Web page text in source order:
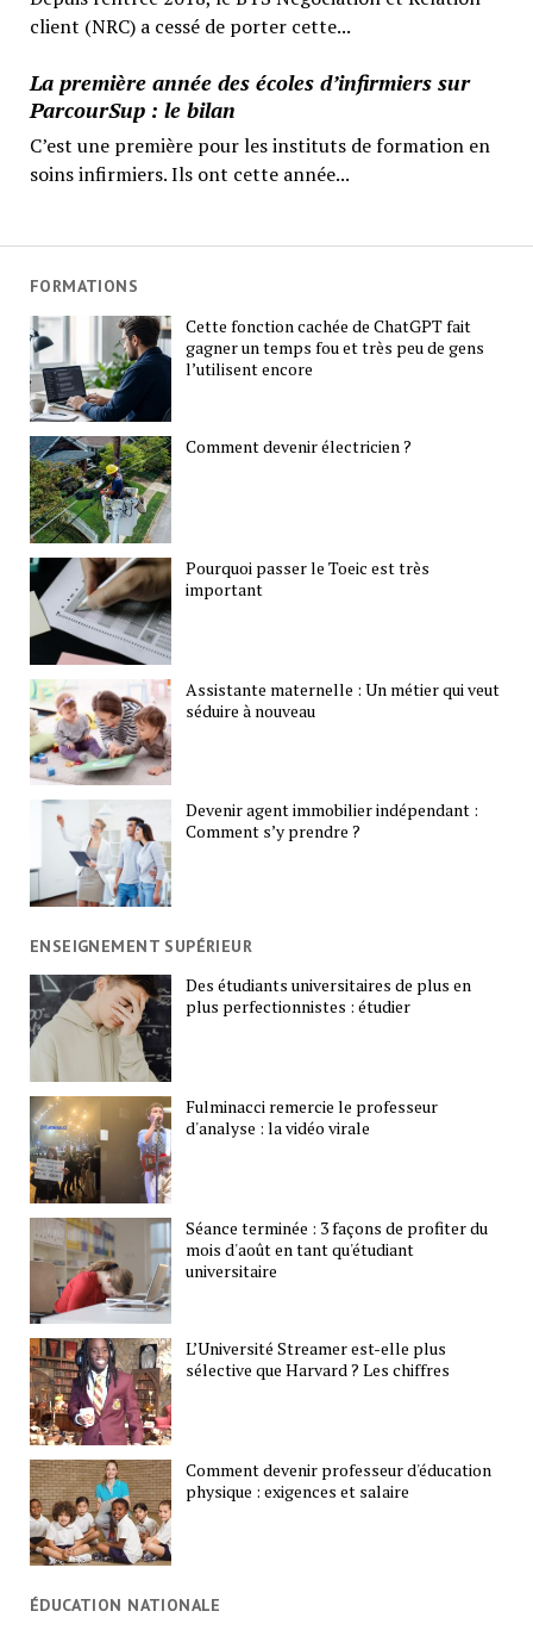
client (NRC) a cessé de porter cette...
La première année des écoles d’infirmiers sur
ParcourSup : le bilan
C’est une première pour les instituts de formation en
soins infirmiers. Ils ont cette année...
FORMATIONS
Cette fonction cachée de ChatGPT fait
gagner un temps fou et très peu de gens
l’utilisent encore
Comment devenir électricien ?
Pourquoi passer le Toeic est très
important
Assistante maternelle : Un métier qui veut
séduire à nouveau
Devenir agent immobilier indépendant :
Comment s’y prendre ?
ENSEIGNEMENT SUPÉRIEUR
Des étudiants universitaires de plus en
plus perfectionnistes : étudier
Fulminacci remercie le professeur
d'analyse : la vidéo virale
Séance terminée : 3 façons de profiter du
mois d'août en tant qu'étudiant
universitaire
L’Université Streamer est-elle plus
sélective que Harvard ? Les chiffres
Comment devenir professeur d'éducation
physique : exigences et salaire
ÉDUCATION NATIONALE